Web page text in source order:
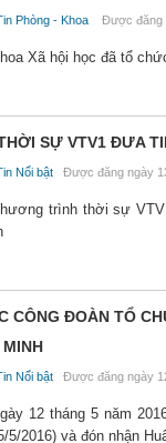
Phòng - Khoa Được đăng
Xã hội học đã tổ
SỰ VTV1 ĐƯA
Nổi bật Được đăng ngày
trình thời sự
CÔNG ĐOÀN TỔ
Nổi bật Được đăng ngày
12 tháng 5 năm
5/2016) và đón nhận